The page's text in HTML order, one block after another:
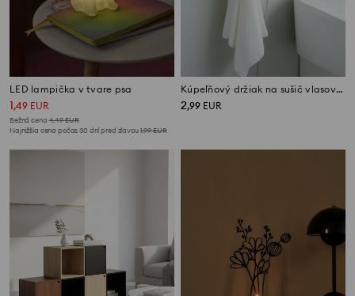
LED lampička v tvare psa
1,49 EUR
Bežná cena 4,49EUR
Najnižšia cena počas 30 dní pred zľavou1,99EUR
Kúpeľňový držiak na sušič vlasov s háčikmi
2,99 EUR